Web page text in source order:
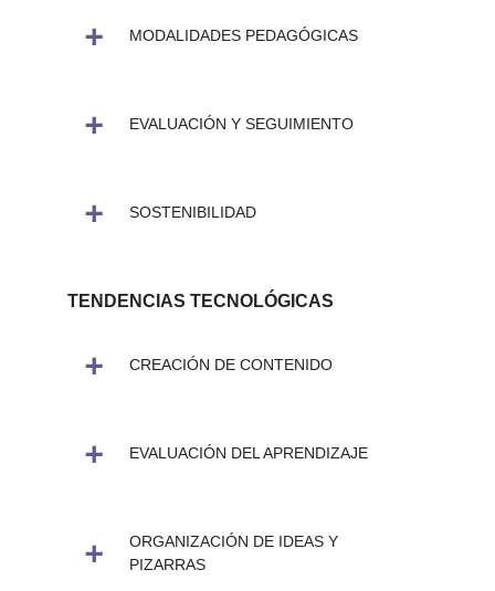
MODALIDADES PEDAGÓGICAS
EVALUACIÓN Y SEGUIMIENTO
SOSTENIBILIDAD
TENDENCIAS TECNOLÓGICAS
CREACIÓN DE CONTENIDO
EVALUACIÓN DEL APRENDIZAJE
ORGANIZACIÓN DE IDEAS Y
PIZARRAS